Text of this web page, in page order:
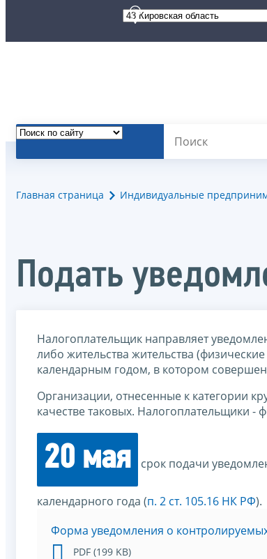
Главная страница Индивидуальные
Подать
Налогоплательщик направляет
либо жительства жительства
календарным годом, в котором
Организации, отнесенные к категории
качестве таковых. Налогоплательщики
20 мая срок подачи
календарного года (п. 2 ст. 105.16 НК РФ).
Форма уведомления о
PDF (199 KB)